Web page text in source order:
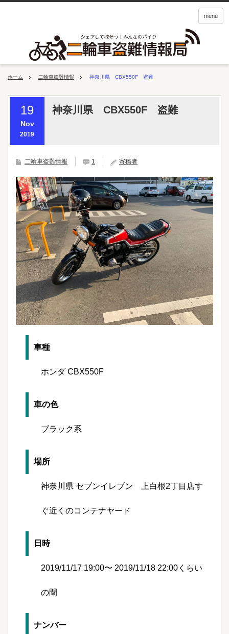
menu
ホーム 二輪車盗難情報 神奈川県 CBX550F 盗難
19
Nov
2019
神奈川県 CBX550F 盗難
二輪車盗難情報 1 寄稿者
車種
ホンダ CBX550F
車の色
ブラック系
場所
神奈川県 セブンイレブン 上白根2丁目店す
ぐ近くのコンテナヤード
日時
2019/11/17 19:00〜 2019/11/18 22:00くらい
の間
ナンバー